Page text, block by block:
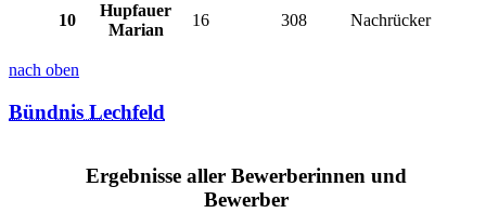
10
Hupfauer
Marian
16 308 Nachrücker
nach oben
Bündnis Lechfeld
Ergebnisse aller Bewerberinnen und
Bewerber